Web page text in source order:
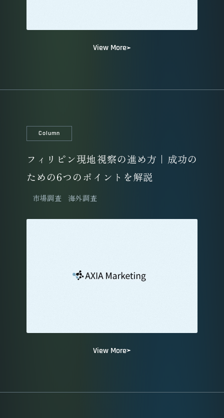
View More
Column
フィリピン現地視察の進め方｜成功の
ための6つのポイントを解説
View More
市場調査 海外調査